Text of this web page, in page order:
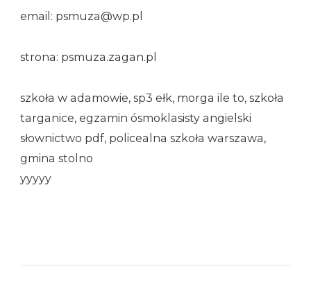
email: psmuza@wp.pl
strona: psmuza.zagan.pl
szkoła w adamowie, sp3 ełk, morga ile to, szkoła
targanice, egzamin ósmoklasisty angielski
słownictwo pdf, policealna szkoła warszawa,
gmina stolno
yyyyy